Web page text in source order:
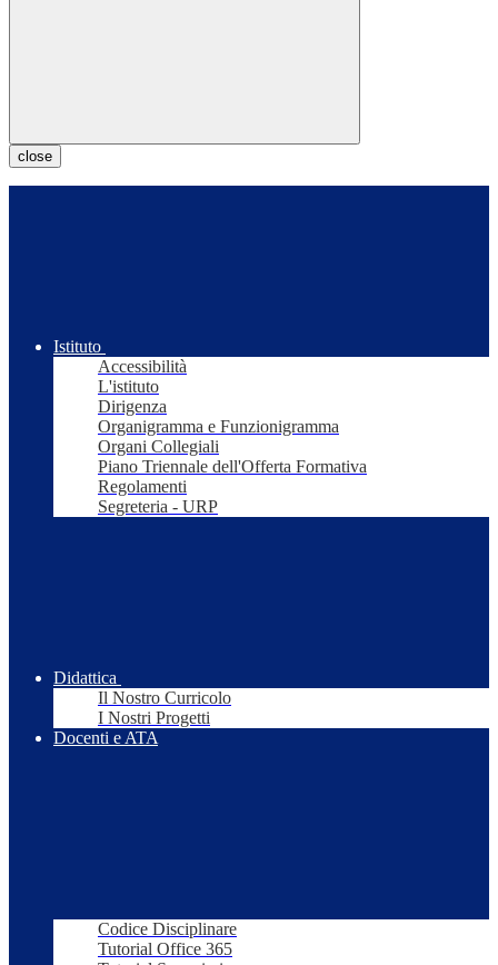
close
Istituto
Accessibilità
L'istituto
Dirigenza
Organigramma e Funzionigramma
Organi Collegiali
Piano Triennale dell'Offerta Formativa
Regolamenti
Segreteria - URP
Didattica
Il Nostro Curricolo
I Nostri Progetti
Docenti e ATA
Codice Disciplinare
Tutorial Office 365